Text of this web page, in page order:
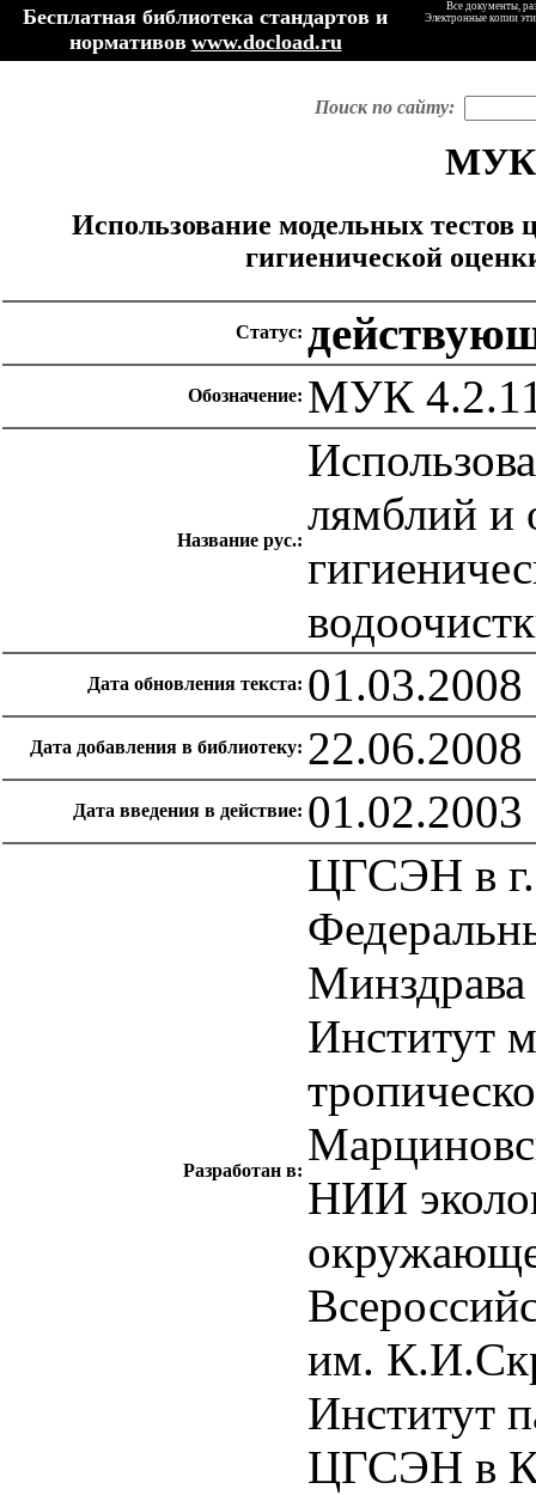
Бесплатная библиотека стандартов и
нормативов www.docload.ru
Все документы,
Электронные копии
Поиск по сайту:
МУК
Использование модельных тестов
гигиенической
Статус:
Обозначение: МУК
Название рус.:
лямблий и
Дата обновления текста: 01.03.2008
Дата добавления в библиотеку: 22.06.2008
Дата введения в действие: 01.02.2003
Разработан в:
ЦГСЭН в
Институт
НИИ
им.
Институт
ЦГСЭН в